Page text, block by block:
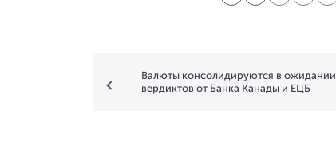
Валюты консолидируются в ожидании
вердиктов от Банка Канады и ЕЦБ